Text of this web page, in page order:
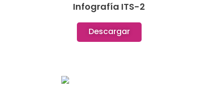
Infografía ITS-2
Descargar